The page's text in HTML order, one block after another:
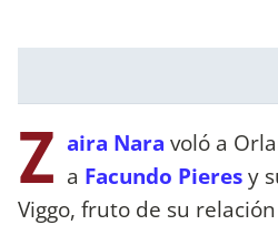
Z aira Nara voló a
a Facundo Pieresy
Viggo, fruto de su relación